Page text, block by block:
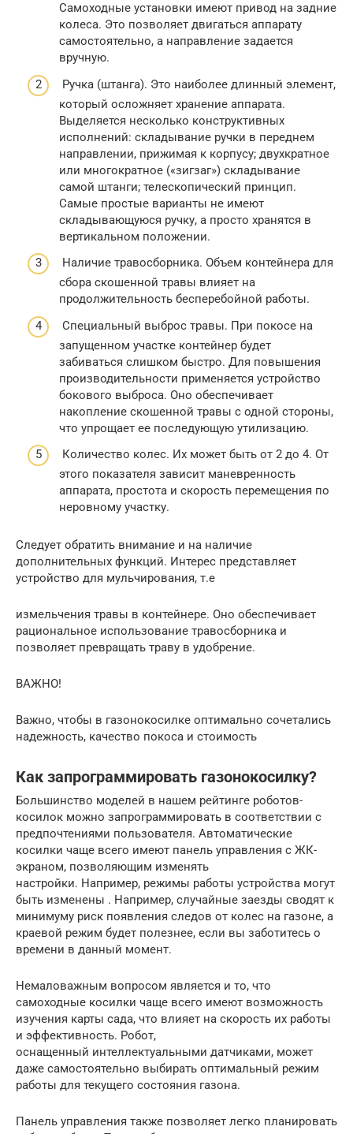
Самоходные установки имеют привод на задние
колеса. Это позволяет двигаться аппарату
самостоятельно, а направление задается
вручную.
Ручка (штанга). Это наиболее длинный элемент,
который осложняет хранение аппарата.
Выделяется несколько конструктивных
исполнений: складывание ручки в переднем
направлении, прижимая к корпусу; двухкратное
или многократное («зигзаг») складывание
самой штанги; телескопический принцип.
Самые простые варианты не имеют
складывающуюся ручку, а просто хранятся в
вертикальном положении.
Наличие травосборника. Объем контейнера для
сбора скошенной травы влияет на
продолжительность бесперебойной работы.
Специальный выброс травы. При покосе на
запущенном участке контейнер будет
забиваться слишком быстро. Для повышения
производительности применяется устройство
бокового выброса. Оно обеспечивает
накопление скошенной травы с одной стороны,
что упрощает ее последующую утилизацию.
Количество колес. Их может быть от 2 до 4. От
этого показателя зависит маневренность
аппарата, простота и скорость перемещения по
неровному участку.
Следует обратить внимание и на наличие
дополнительных функций. Интерес представляет
устройство для мульчирования, т.е
измельчения травы в контейнере. Оно обеспечивает
рациональное использование травосборника и
позволяет превращать траву в удобрение.
ВАЖНО!
Важно, чтобы в газонокосилке оптимально сочетались
надежность, качество покоса и стоимость
Как запрограммировать газонокосилку?
Большинство моделей в нашем рейтинге роботов-
косилок можно запрограммировать в соответствии с
предпочтениями пользователя. Автоматические
косилки чаще всего имеют панель управления с ЖК-
экраном, позволяющим изменять
настройки. Например, режимы работы устройства могут
быть изменены . Например, случайные заезды сводят к
минимуму риск появления следов от колес на газоне, а
краевой режим будет полезнее, если вы заботитесь о
времени в данный момент.
Немаловажным вопросом является и то, что
самоходные косилки чаще всего имеют возможность
изучения карты сада, что влияет на скорость их работы
и эффективность. Робот,
оснащенный интеллектуальными датчиками, может
даже самостоятельно выбирать оптимальный режим
работы для текущего состояния газона.
Панель управления также позволяет легко планировать